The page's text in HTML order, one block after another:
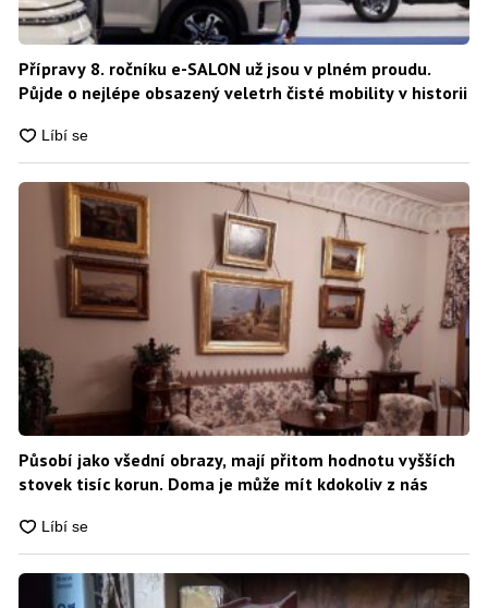
Přípravy 8. ročníku e-SALON už jsou v plném proudu.
Půjde o nejlépe obsazený veletrh čisté mobility v historii
Působí jako všední obrazy, mají přitom hodnotu vyšších
stovek tisíc korun. Doma je může mít kdokoliv z nás